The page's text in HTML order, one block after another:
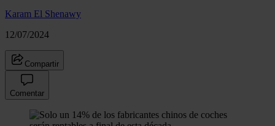
Karam El Shenawy
12/07/2024
Compartir
Comentar